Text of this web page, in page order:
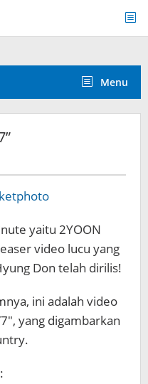
Menu
yaitu 2YOON
video lucu yang
Don telah dirilis!
ini adalah video
yang digambarkan